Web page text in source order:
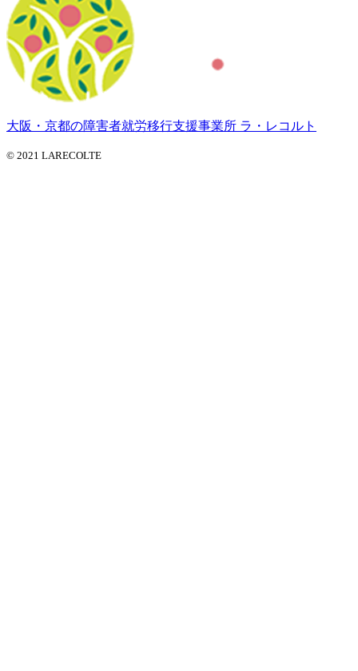
大阪・京都の障害者就労移行支援事業所 ラ・レコルト
© 2021 LARECOLTE